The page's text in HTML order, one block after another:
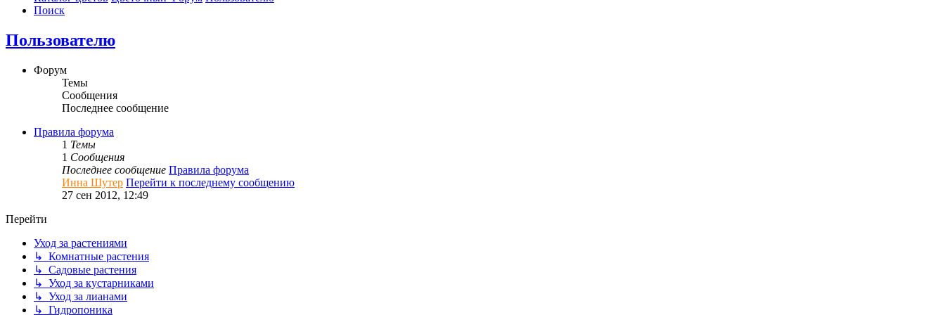
Поиск
Пользователю
Форум
Темы
Сообщения
Последнее сообщение
Правила форума
1 Темы
1 Сообщения
Последнее сообщение Правила форума
Инна Шутер Перейти к последнему сообщению
27 сен 2012, 12:49
Перейти
Уход за растениями
↳ Комнатные растения
↳ Садовые растения
↳ Уход за кустарниками
↳ Уход за лианами
↳ Гидропоника